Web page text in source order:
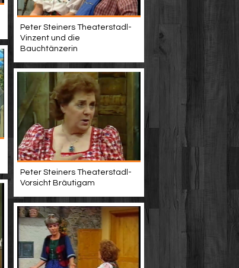
Peter Steiners Theaterstadl-
Vinzent und die
Bauchtänzerin
Peter Steiners Theaterstadl-
Vorsicht Bräutigam